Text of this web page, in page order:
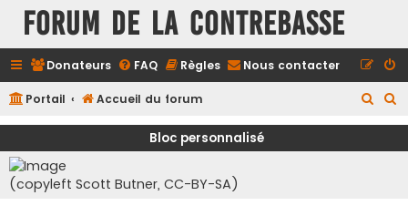
FORUM DE LA CONTREBASSE
Donateurs FAQ Règles Nous contacter
Portail Accueil du forum
e
e
Bloc personnalisé
(copyleft Scott Butner, CC-BY-SA)